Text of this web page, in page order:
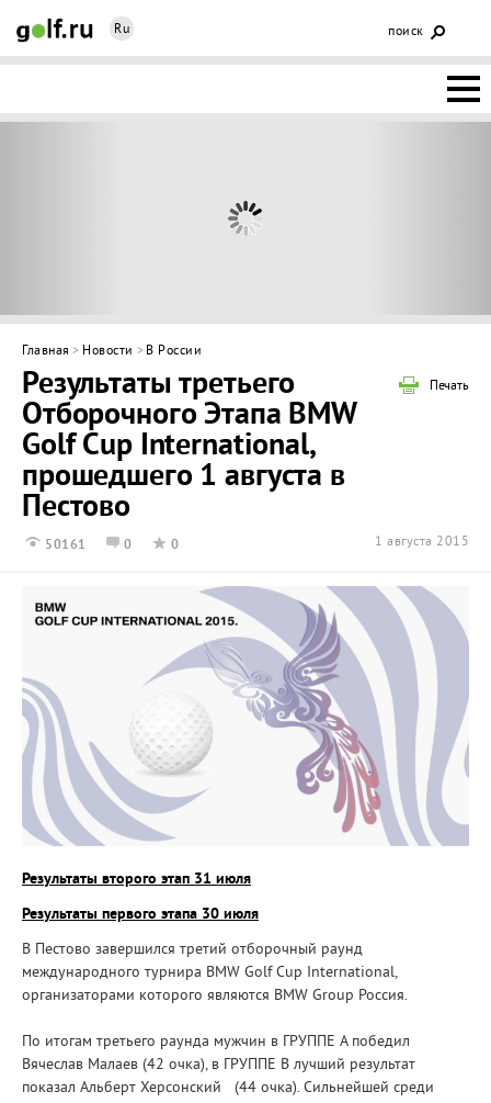
Ru поиск
ГОЛЬФ-
ИНТЕРАКТИВ
НЕДВИЖИМОСТЬ
Главная > Новости > В России
Печать
Результаты третьего
Отборочного Этапа BMW
Golf Cup International,
прошедшего 1 августа в
Пестово
50161 0 0 1 августа 2015
Результаты второго этап 31 июля
Результаты первого этапа 30 июля
В Пестово завершился третий отборочный раунд
международного турнира BMW Golf Cup International,
организаторами которого являются BMW Group Россия.
По итогам третьего раунда мужчин в ГРУППЕ А победил
Вячеслав Малаев (42 очка), в ГРУППЕ В лучший результат
показал Альберт Херсонский (44 очка). Сильнейшей среди